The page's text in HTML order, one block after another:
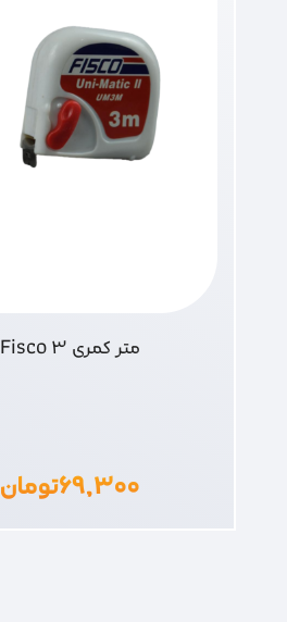
متر کمری Fisco 3
۶۹,۳۰۰تومان